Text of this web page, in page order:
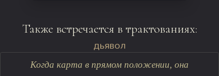
Также встречается в трактованиях:
ДЬЯВОЛ
Когда карта в прямом положении, она